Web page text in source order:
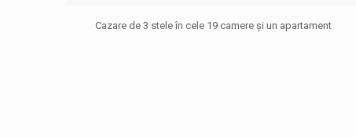
Cazare de 3 stele în cele 19 camere și un apartament